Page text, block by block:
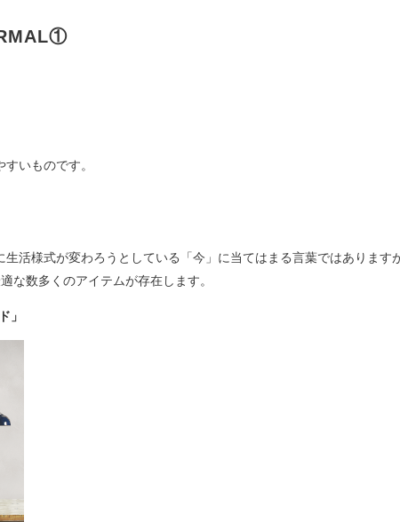
いものです。
生活様式が変わろうとしている「今」に当てはまる言葉ではあります
な数多くのアイテムが存在します。
」